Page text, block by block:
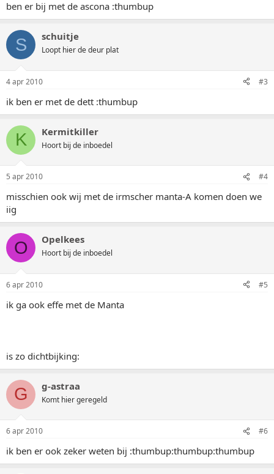
ben er bij met de ascona :thumbup
S schuitje
Loopt hier de deur plat
4 apr 2010 #3
ik ben er met de dett :thumbup
K Kermitkiller
Hoort bij de inboedel
5 apr 2010 #4
misschien ook wij met de irmscher manta-A komen doen we
iig
O Opelkees
Hoort bij de inboedel
6 apr 2010 #5
ik ga ook effe met de Manta
is zo dichtbijking:
G g-astraa
Komt hier geregeld
6 apr 2010 #6
ik ben er ook zeker weten bij :thumbup:thumbup:thumbup